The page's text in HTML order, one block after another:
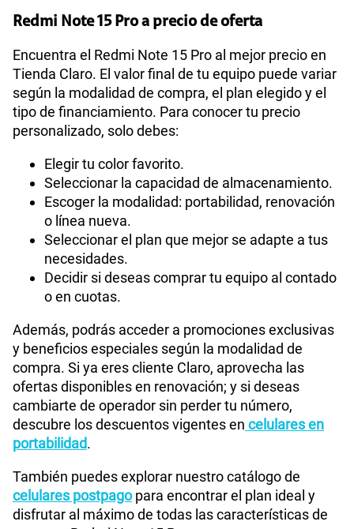
Redmi Note 15 Pro a precio de oferta
Encuentra el Redmi Note 15 Pro al mejor precio en
Tienda Claro. El valor final de tu equipo puede variar
según la modalidad de compra, el plan elegido y el
tipo de financiamiento. Para conocer tu precio
personalizado, solo debes:
Elegir tu color favorito.
Seleccionar la capacidad de almacenamiento.
Escoger la modalidad: portabilidad, renovación
o línea nueva.
Seleccionar el plan que mejor se adapte a tus
necesidades.
Decidir si deseas comprar tu equipo al contado
o en cuotas.
Además, podrás acceder a promociones exclusivas
y beneficios especiales según la modalidad de
compra. Si ya eres cliente Claro, aprovecha las
ofertas disponibles en renovación; y si deseas
cambiarte de operador sin perder tu número,
descubre los descuentos vigentes en celulares en
portabilidad.
También puedes explorar nuestro catálogo de
celulares postpagopara encontrar el plan ideal y
disfrutar al máximo de todas las características de